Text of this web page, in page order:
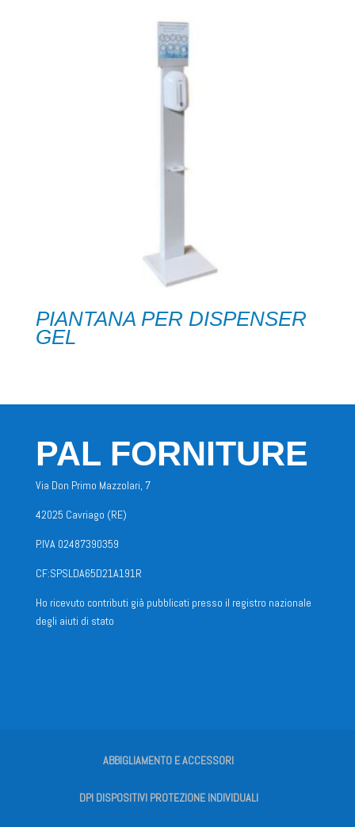
PIANTANA PER DISPENSER
GEL
PAL FORNITURE
Via Don Primo Mazzolari, 7
42025 Cavriago (RE)
P.IVA 02487390359
CF:SPSLDA65D21A191R
Ho ricevuto contributi già pubblicati presso il registro nazionale
degli aiuti di stato
ABBIGLIAMENTO E ACCESSORI
DPI DISPOSITIVI PROTEZIONE INDIVIDUALI